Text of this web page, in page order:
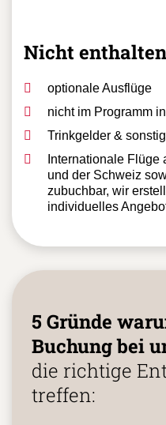
Nicht
optionale Ausflüge
nicht im Programm
Trinkgelder &
Internationale Flüge
und der Schweiz
zubuchbar, wir
individuelles
5 Gründe
Buchung bei
die richtige
treffen: